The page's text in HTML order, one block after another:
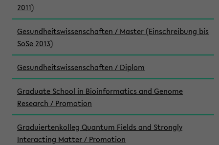
2011)
Gesundheitswissenschaften / Master (Einschreibung bis
SoSe 2013)
Gesundheitswissenschaften / Diplom
Graduate School in Bioinformatics and Genome
Research / Promotion
Graduiertenkolleg Quantum Fields and Strongly
Interacting Matter / Promotion